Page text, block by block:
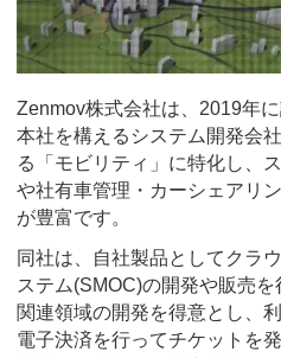
Zenmov株式会社は、2019年
本社を構えるシステム開発会
る「モビリティ」に特化し、
や社有車管理・カーシェアリ
が豊富です。
同社は、自社製品としてクラ
ステム(SMOC)の開発や販売
関連領域の開発を得意とし、
電子決済を行ってチケットを